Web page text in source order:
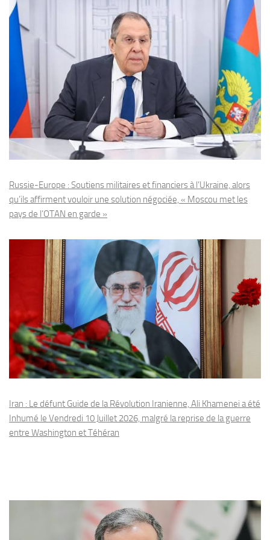
Russie-Europe : Soutiens militaires et financiers à l’Ukraine, alors
qu’ils affirment vouloir une solution négociée, « Moscou met les
pays de l’OTAN en garde »
Iran : Le défunt Guide de la Révolution Iranienne, Ali Khamenei a été
Inhumé le Vendredi 10 Juillet 2026, malgré la reprise de la guerre
entre Washington et Téhéran